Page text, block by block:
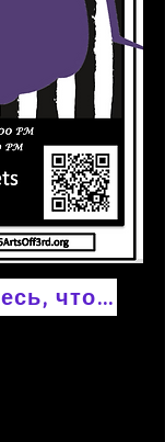
Нажмите здесь, чтобы купить билеты